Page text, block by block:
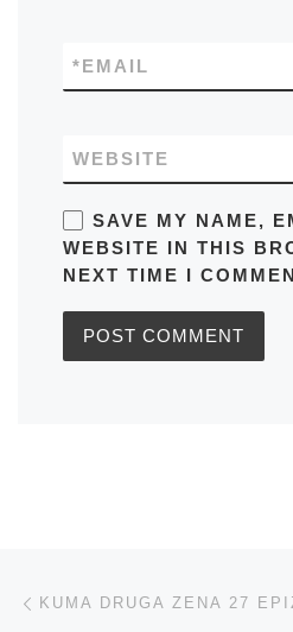
EMAIL
*
WEBSITE
SAVE MY NAME,
WEBSITE IN THIS
NEXT TIME I
Post navigation
KUMA DRUGA ZENA 27